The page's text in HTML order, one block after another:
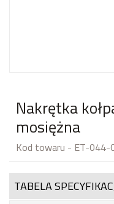
Nakrętka
mosiężna
Kod towaru - ET-044-
TABELA